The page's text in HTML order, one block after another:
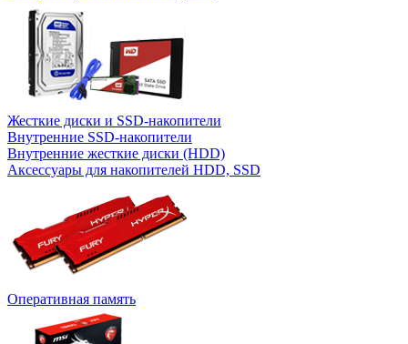
Жесткие диски и SSD-накопители
Внутренние SSD-накопители
Внутренние жесткие диски (HDD)
Аксессуары для накопителей HDD, SSD
Оперативная память